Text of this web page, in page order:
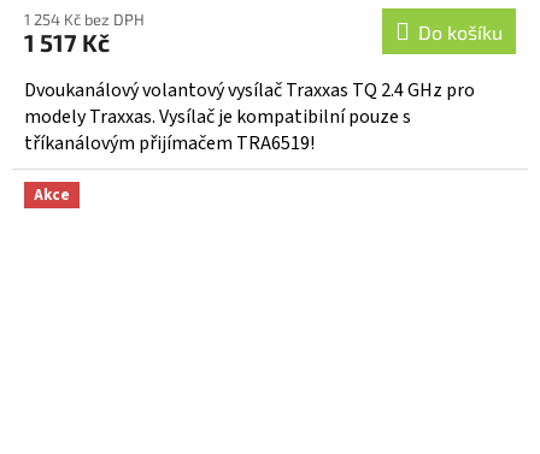
produktu
je
5,0
z
5
hvězdiček.
1 254 Kč bez DPH
1 517 Kč Do košíku
Dvoukanálový volantový vysílač Traxxas TQ 2.4 GHz pro
modely Traxxas. Vysílač je kompatibilní pouze s
tříkanálovým přijímačem TRA6519!
Akce